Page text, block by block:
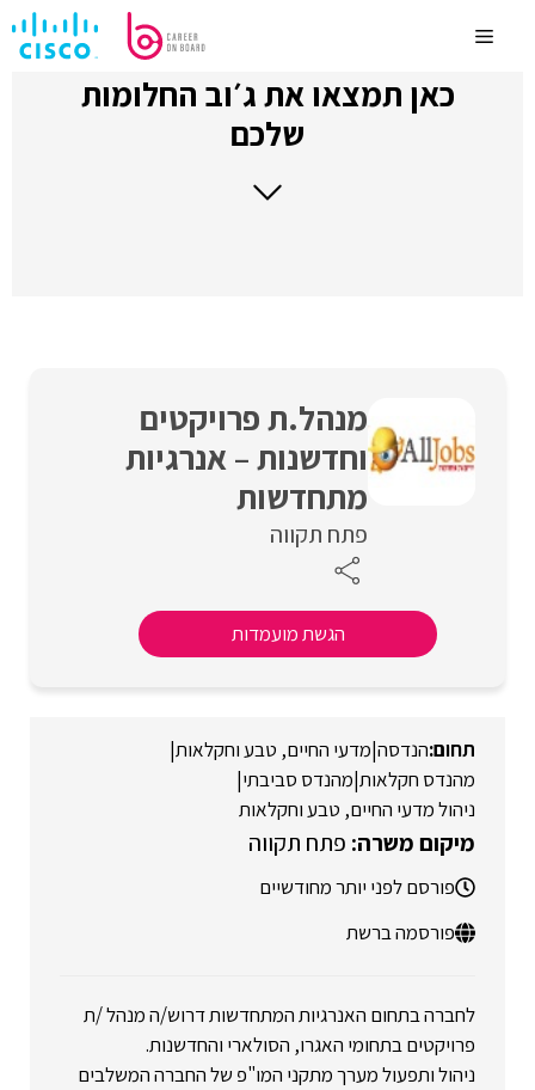
לתוכןMenu
כאן תמצאו את ג׳וב החלומות
שלכם
מנהל.ת פרויקטים
וחדשנות – אנרגיות
מתחדשות
פתח תקווה
הגשת מועמדות
הנדסה|מדעי החיים, טבע וחקלאות|
מהנדס חקלאות|מהנדס סביבתי|
ניהול מדעי החיים, טבע וחקלאות
פתח תקווה
פורסם לפני יותר מחודשיים
פורסמה ברשת
לחברה בתחום האנרגיות המתחדשות דרוש/ה מנהל /ת
פרויקטים בתחומי האגרו, הסולארי והחדשנות.
ניהול ותפעול מערך מתקני המו"פ של החברה המשלבים